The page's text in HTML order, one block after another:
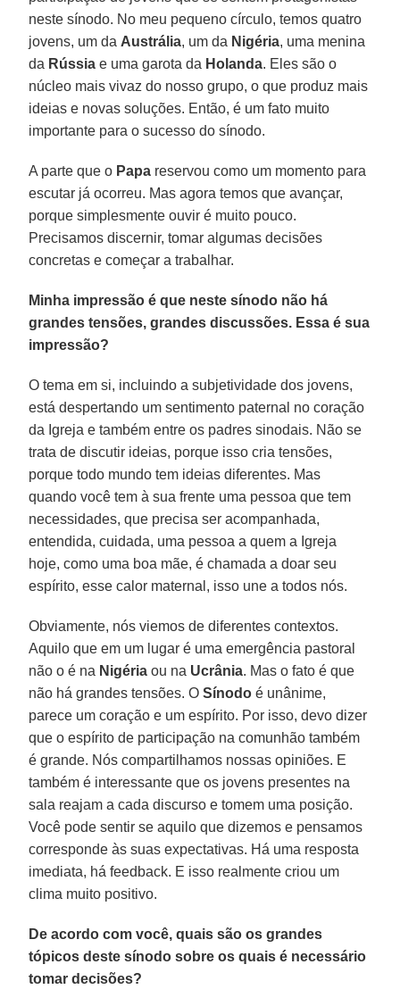
neste sínodo. No meu pequeno círculo, temos quatro
jovens, um da Austrália, um da Nigéria, uma menina
da Rússia e uma garota da Holanda. Eles são o
núcleo mais vivaz do nosso grupo, o que produz mais
ideias e novas soluções. Então, é um fato muito
importante para o sucesso do sínodo.
A parte que o Papa reservou como um momento para
escutar já ocorreu. Mas agora temos que avançar,
porque simplesmente ouvir é muito pouco.
Precisamos discernir, tomar algumas decisões
concretas e começar a trabalhar.
Minha impressão é que neste sínodo não há
grandes tensões, grandes discussões. Essa é sua
impressão?
O tema em si, incluindo a subjetividade dos jovens,
está despertando um sentimento paternal no coração
da Igreja e também entre os padres sinodais. Não se
trata de discutir ideias, porque isso cria tensões,
porque todo mundo tem ideias diferentes. Mas
quando você tem à sua frente uma pessoa que tem
necessidades, que precisa ser acompanhada,
entendida, cuidada, uma pessoa a quem a Igreja
hoje, como uma boa mãe, é chamada a doar seu
espírito, esse calor maternal, isso une a todos nós.
Obviamente, nós viemos de diferentes contextos.
Aquilo que em um lugar é uma emergência pastoral
não o é na Nigéria ou na Ucrânia. Mas o fato é que
não há grandes tensões. OSínodo é unânime,
parece um coração e um espírito. Por isso, devo dizer
que o espírito de participação na comunhão também
é grande. Nós compartilhamos nossas opiniões. E
também é interessante que os jovens presentes na
sala reajam a cada discurso e tomem uma posição.
Você pode sentir se aquilo que dizemos e pensamos
corresponde às suas expectativas. Há uma resposta
imediata, há feedback. E isso realmente criou um
clima muito positivo.
De acordo com você, quais são os grandes
tópicos deste sínodo sobre os quais é necessário
tomar decisões?